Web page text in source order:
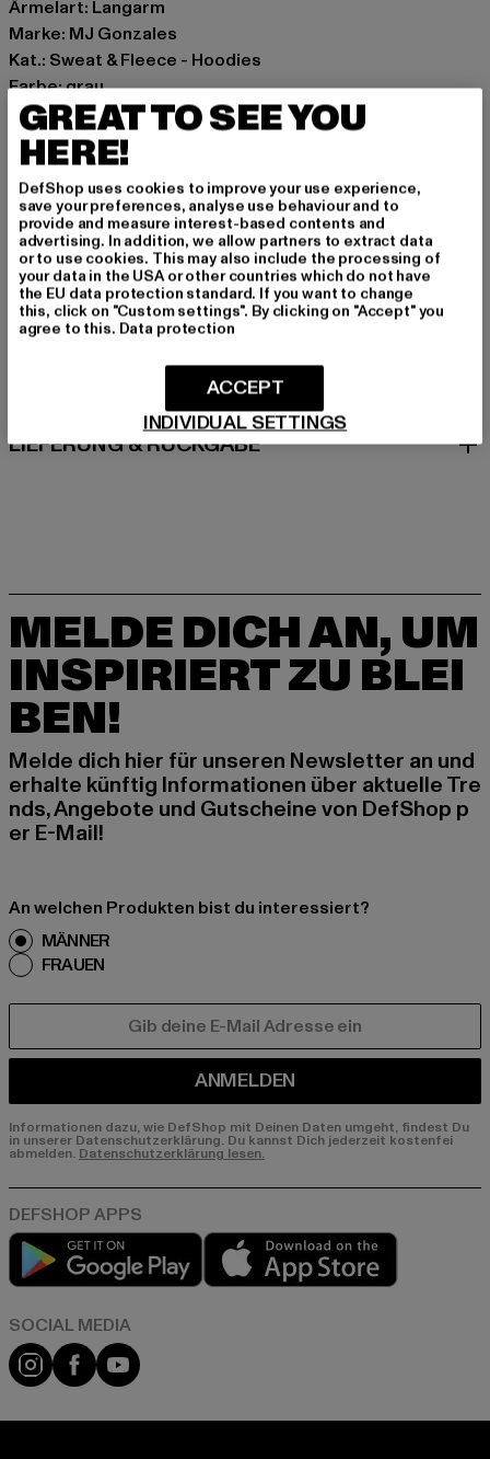
Ärmelart: Langarm
Marke: MJ Gonzales
Kat.: Sweat & Fleece - Hoodies
Farbe: grau
Hersteller Farbe: grey
Materialzusammensetzung: 100% Baumwolle
Art.Nr: MJG11642-00111
Hersteller: TB International GmbH |info@tbint.de
Dr.-Robert-Murjahn-Straße 7 | 64372 Ober-Ramstadt |
DE
GRÖSSE & PASSFORM
LIEFERUNG & RÜCKGABE
MELDE DICH AN, UM
INSPIRIERT ZU BLEI
BEN!
Melde dich hier für unseren Newsletter an und
erhalte künftig Informationen über aktuelle Tre
nds, Angebote und Gutscheine von DefShop p
er E-Mail!
An welchen Produkten bist du interessiert?
MÄNNER
FRAUEN
ANMELDEN
Informationen dazu, wie DefShop mit Deinen Daten umgeht, findest Du
in unserer Datenschutzerklärung. Du kannst Dich jederzeit kostenfei
abmelden. Datenschutzerklärung lesen.
Play market
Instagram
FacebookYouTube
GREAT TO SEE YOU
HERE!
DefShop uses cookies to improve your use experience,
save your preferences, analyse use behaviour and to
provide and measure interest-based contents and
advertising. In addition, we allow partners to extract data
or to use cookies. This may also include the processing of
your data in the USA or other countries which do not have
the EU data protection standard. If you want to change
this, click on "Custom settings". By clicking on "Accept" you
agree to this. Data protection
INDIVIDUAL SETTINGS
ACCEPT